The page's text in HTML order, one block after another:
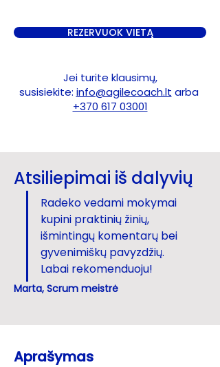
REZERVUOK VIETĄ
Jei turite klausimų,
susisiekite: info@agilecoach.lt arba
+370 617 03001
Atsiliepimai iš dalyvių
Radeko vedami mokymai
kupini praktinių žinių,
išmintingų komentarų bei
gyvenimiškų pavyzdžių.
Labai rekomenduoju!
Marta, Scrum meistrė
Aprašymas